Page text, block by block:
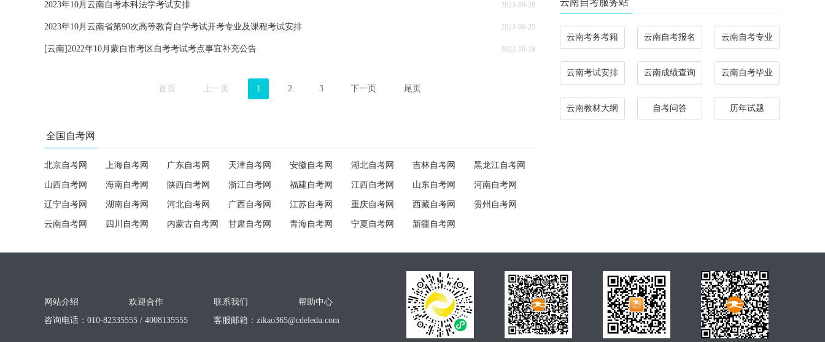
2023年10月云南自考本科法学考试安排 2023-09-28
2023年10月云南省第90次高等教育自学考试开考专业及课程考试安排 2023-06-25
[云南]2022年10月蒙自市考区自考考试考点事宜补充公告 2022-10-18
首页 上一页 1 2 3 下一页 尾页
全国自考网
北京自考网 上海自考网 广东自考网 天津自考网 安徽自考网 湖北自考网 吉林自考网 黑龙江自考网
山西自考网 海南自考网 陕西自考网 浙江自考网 福建自考网 江西自考网 山东自考网 河南自考网
辽宁自考网 湖南自考网 河北自考网 广西自考网 江苏自考网 重庆自考网 西藏自考网 贵州自考网
云南自考网 四川自考网 内蒙古自考网 甘肃自考网 青海自考网 宁夏自考网 新疆自考网
云南自考服务站
云南考务考籍 云南自考报名 云南自考专业
云南考试安排 云南成绩查询 云南自考毕业
云南教材大纲 自考问答 历年试题
网站介绍 欢迎合作 联系我们
帮助中心
咨询电话：010-82335555 / 4008135555
客服邮箱： zikao365@cdeledu.com